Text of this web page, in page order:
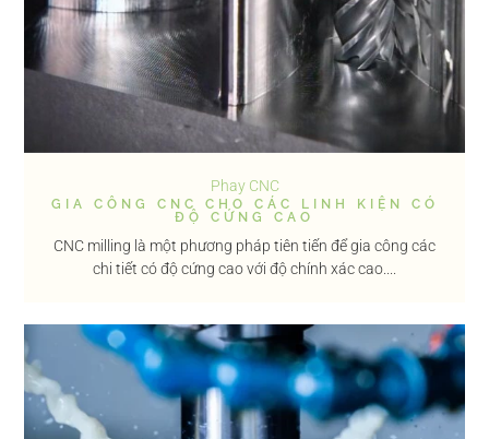
Phay CNC
GIA CÔNG CNC CHO CÁC LINH KIỆN CÓ
ĐỘ CỨNG CAO
CNC milling là một phương pháp tiên tiến để gia công các
chi tiết có độ cứng cao với độ chính xác cao....